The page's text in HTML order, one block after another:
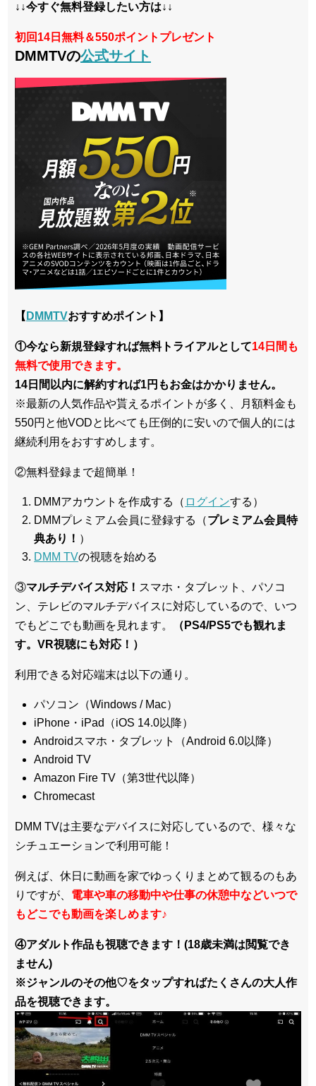
↓↓今すぐ無料登録したい方は↓↓
初回14日無料＆550ポイントプレゼント
DMMTVの公式サイト
【 DMMTVおすすめポイント】
①今なら新規登録すれば無料トライアルとして14日間も
無料で使用できます。
14日間以内に解約すれば1円もお金はかかりません。
※最新の人気作品や貰えるポイントが多く、月額料金も
550円と他VODと比べても圧倒的に安いので個人的には
継続利用をおすすめします。
②無料登録まで超簡単！
DMMアカウントを作成する（ ログインする）
DMMプレミアム会員に登録する（プレミアム会員特
典あり！ ）
DMM TVの視聴を始める
③マルチデバイス対応！ スマホ・タブレット、パソコ
ン、テレビのマルチデバイスに対応しているので、いつ
でもどこでも動画を見れます。
（PS4/PS5でも観れま
す。VR視聴にも対応！）
利用できる対応端末は以下の通り。
パソコン（Windows / Mac）
iPhone・iPad（iOS 14.0以降）
Androidスマホ・タブレット（Android 6.0以降）
Android TV
Amazon Fire TV（第3世代以降）
Chromecast
DMM TVは主要なデバイスに対応しているので、 様々な
シチュエーションで利用可能！
例えば、休日に動画を家でゆっくりまとめて観るのもあ
りですが、 電車や車の移動中や仕事の休憩中などいつで
もどこでも動画を楽しめます♪
④アダルト作品も視聴できます！(18歳未満は閲覧でき
ません)
※ジャンルのその他♡をタップすればたくさんの大人作
品を視聴できます。